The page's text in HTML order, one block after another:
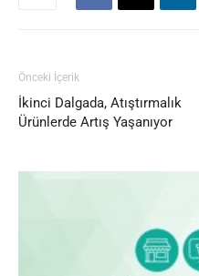
Önceki İçerik
İkinci Dalgada, Atıştırmalık
Ürünlerde Artış Yaşanıyor